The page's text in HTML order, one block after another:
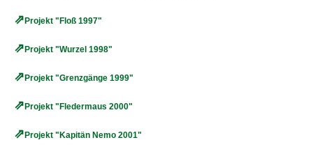
2000 - Umzug ins historische Torwärterhäuschen in
2001 - Umzug in die heutige Zentrale nach Undorf
2001 - Kooperation mit dem Landesjugendamt
Projekt "Floß 1997"
Projekt "Wurzel 1998"
Projekt "Grenzgänge 1999"
Projekt "Fledermaus 2000"
Projekt "Kapitän Nemo 2001"